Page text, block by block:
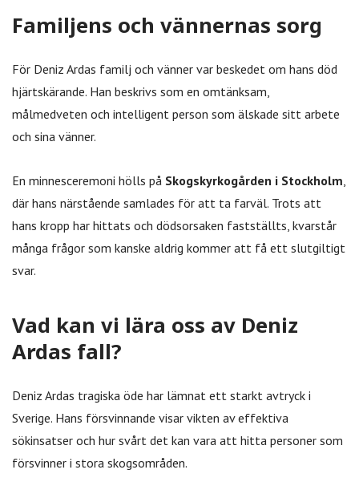
Familjens och vännernas sorg
För Deniz Ardas familj och vänner var beskedet om hans död
hjärtskärande. Han beskrivs som en omtänksam,
målmedveten och intelligent person som älskade sitt arbete
och sina vänner.
En minnesceremoni hölls på Skogskyrkogården i Stockholm
där hans närstående samlades för att ta farväl. Trots att
hans kropp har hittats och dödsorsaken fastställts, kvarstår
många frågor som kanske aldrig kommer att få ett slutgiltigt
svar.
Vad kan vi lära oss av Deniz
Ardas fall?
Deniz Ardas tragiska öde har lämnat ett starkt avtryck i
Sverige. Hans försvinnande visar vikten av effektiva
sökinsatser och hur svårt det kan vara att hitta personer som
försvinner i stora skogsområden.